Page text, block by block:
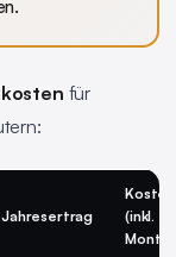
für
Jahresertrag
Kosten
(inkl.